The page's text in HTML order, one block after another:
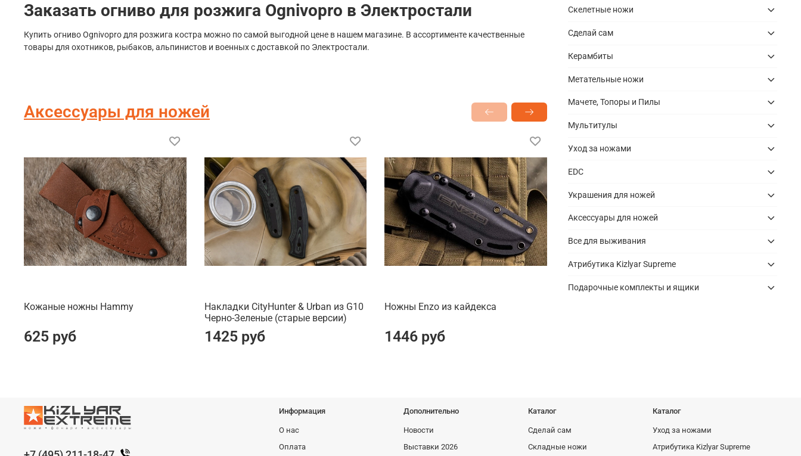
Заказать огниво для розжига Ognivopro в Электростали
Купить огниво Ognivopro для розжига костра можно по самой выгодной цене в нашем магазине. В ассортименте качественные
товары для охотников, рыбаков, альпинистов и военных с доставкой по Электростали.
Аксессуары для ножей
Кожаные ножны Hammy
625 руб
Накладки CityHunter & Urban из G10
Черно-Зеленые (старые версии)
1425 руб
Ножны Enzo из кайдекса
1446 руб
Скелетные ножи
Сделай сам
Керамбиты
Метательные ножи
Мачете, Топоры и Пилы
Мультитулы
Уход за ножами
EDC
Украшения для ножей
Аксессуары для ножей
Все для выживания
Атрибутика Kizlyar Supreme
Подарочные комплекты и ящики
Информация
О нас
Оплата
Дополнительно
Новости
Выставки 2026
Каталог
Сделай сам
Складные ножи
Каталог
Уход за ножами
Атрибутика Kizlyar Supreme